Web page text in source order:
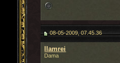
08-05-2009, 07.45.36
llamrei
Dama